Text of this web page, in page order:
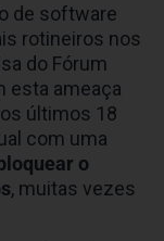
de software
rotineiros nos
do Fórum
esta ameaça
últimos 18
com uma
o
, muitas vezes